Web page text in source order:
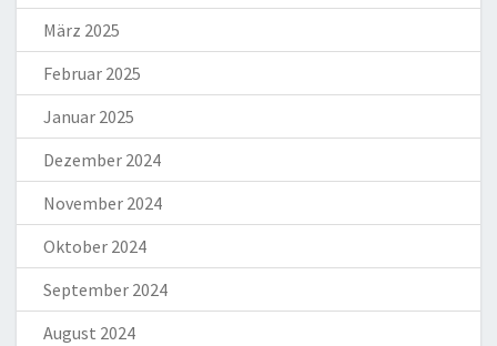
März 2025
Februar 2025
Januar 2025
Dezember 2024
November 2024
Oktober 2024
September 2024
August 2024